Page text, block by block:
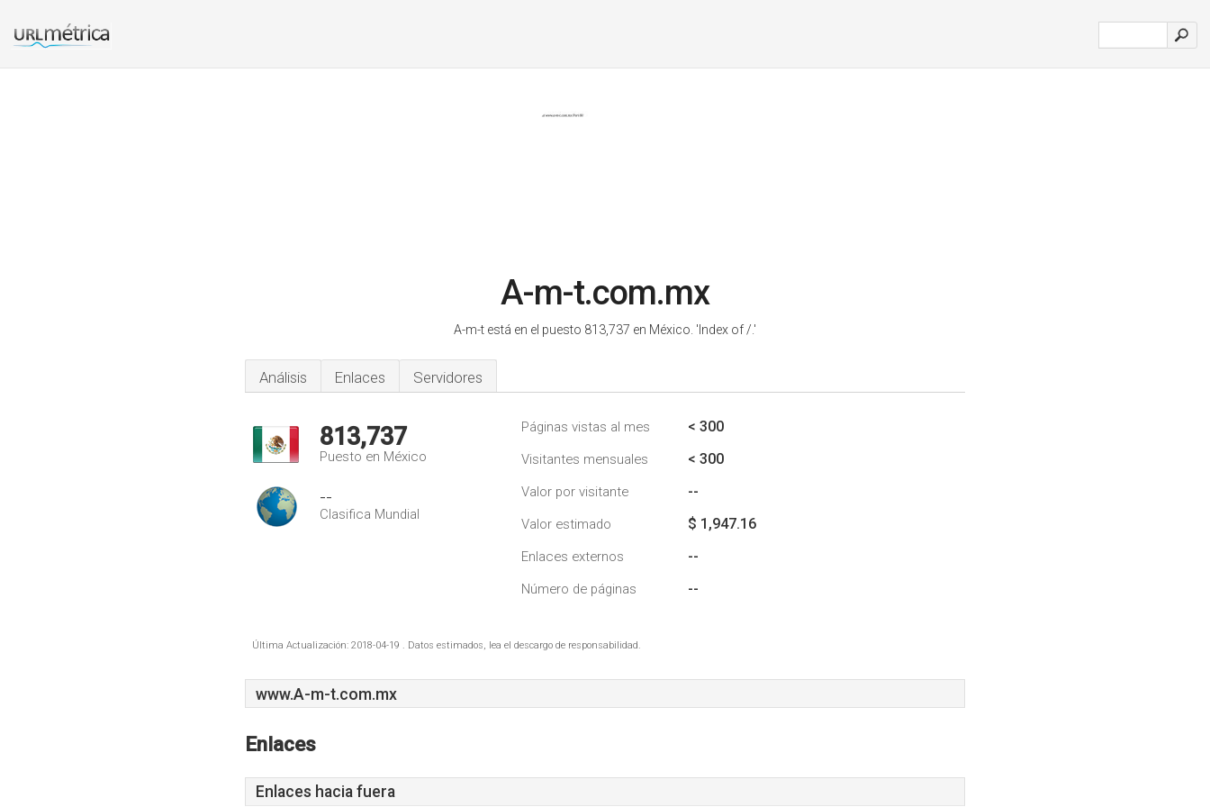
A-m-t.com.mx
A-m-t está en el puesto 813,737 en México. 'Index of /.'
Análisis Enlaces Servidores
813,737
Puesto en México
--
Clasifica Mundial
Páginas vistas al mes < 300
Visitantes mensuales < 300
Valor por visitante --
Valor estimado $ 1,947.16
Enlaces externos --
Número de páginas --
Última Actualización: 2018-04-19 . Datos estimados, lea el descargo de responsabilidad.
www.A-m-t.com.mx
Enlaces
Enlaces hacia fuera